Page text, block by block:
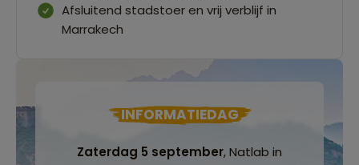
Afsluitend stadstoer en vrij verblijf in
Marrakech
INFORMATIEDAG
Zaterdag 5 september, Natlab in